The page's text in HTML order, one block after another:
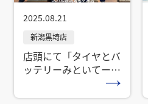
2025.08.21
店頭にて「タイヤとバ
ッテリーみといてー」
とお申し付けくださ
い！